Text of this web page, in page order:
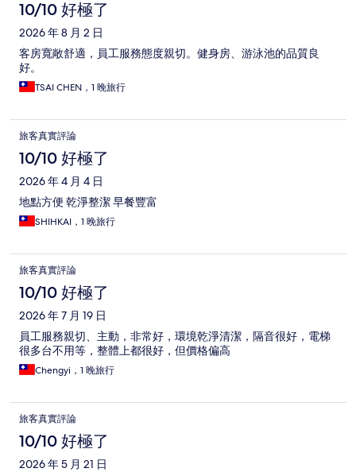
論
10/10 好極了
2026 年 8 月 2 日
客房寬敞舒適，員工服務態度親切。健身房、游泳池的品質良
好。
TSAI CHEN，1 晚旅行
旅客真實評論
10/10 好極了
2026 年 4 月 4 日
地點方便 乾淨整潔 早餐豐富
SHIHKAI，1 晚旅行
旅客真實評論
10/10 好極了
2026 年 7 月 19 日
員工服務親切、主動，非常好，環境乾淨清潔，隔音很好，電梯
很多台不用等，整體上都很好，但價格偏高
Chengyi，1 晚旅行
旅客真實評論
10/10 好極了
2026 年 5 月 21 日